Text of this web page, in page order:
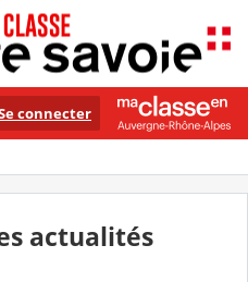
connecter
actualités